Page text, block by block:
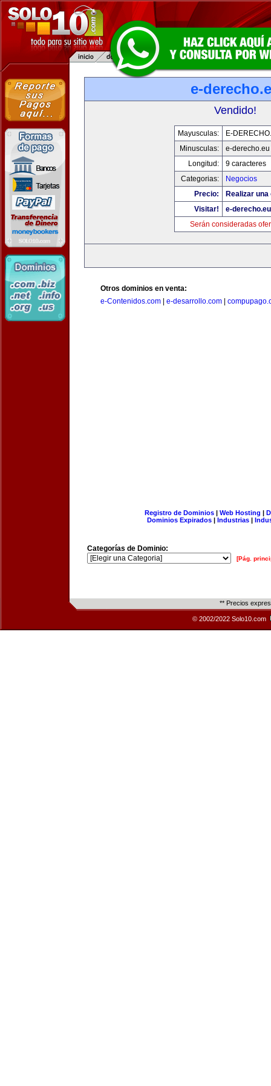
e-
Vendido!
Mayusculas:
E-
Minusculas:
e-derecho.eu
Longitud:
9 caracteres
Categorias:
Negocios
Precio:
Realizar
Visitar!
e-derecho.eu
Serán consideradas
Otros dominios en venta:
e-Contenidos.com
e-desarrollo.com
Registro de Dominios| Web Hosting |
Dominios Expirados | Industrias |
Categorías de Dominio:
[Pág.
** Precios
© 2002/2022 Solo10.com